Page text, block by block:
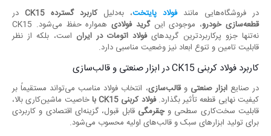
در فروشگاه‌هایی مانندفولاد پایتخت، به‌دلیلکاربرد گسترده CK15در
قطعه‌سازی خودرو، موجودی اینگرید فولادی
همواره حفظ می‌شود. CK15
نه‌تنها جزو پرکاربردترین گریدهایفولاد اتومات در ایران است، بلکه از نظر
قابلیت تامین و تنوع ابعاد نیز وضعیت مناسبی دارد.
کاربرد فولاد کربنی CK15 در ابزار صنعتی و قالب‌سازی
در صنایعابزار صنعتی وقالب‌سازی، انتخاب فولاد مناسب می‌تواند مستقیماً بر
کیفیت نهایی قطعه تأثیر بگذارد.فولاد کربنی CK15باخاصیت ماشین‌کاری بالا،
قابلیت سخت‌کاری سطحی وچقرمگی قابل قبول، گزینه‌ای اقتصادی و کاربردی
برای تولید ابزارهای سبک و قالب‌های اولیه محسوب می‌شود.